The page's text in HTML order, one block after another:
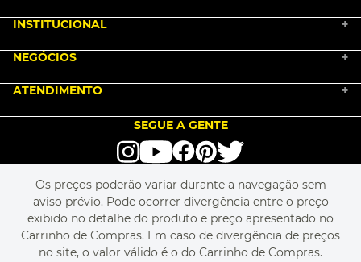
TERMOS DE USO
POLÍTICA DE PRIVACIDADE
PERGUNTAS FREQUENTES
MEU CADASTRO
MEU PEDIDO
CUPONS DE DESCONTO
INSTITUCIONAL +
BLOG
RASTREIE O SEU PEDIDO
MAPA DO SITE
NEGÓCIOS +
LOVE BRANDS
SEJA REVENDEDOR
LIVELO
ATENDIMENTO +
alô alô IMG
SEGUE A GENTE
Os preços poderão variar durante a navegação sem
aviso prévio. Pode ocorrer divergência entre o preço
exibido no detalhe do produto e preço apresentado no
Carrinho de Compras. Em caso de divergência de preços
no site, o valor válido é o do Carrinho de Compras.